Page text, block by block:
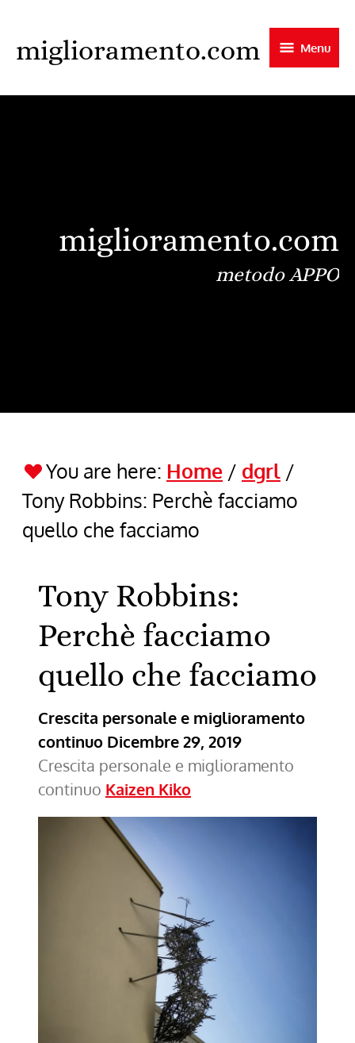
to
content
miglioramento.com Menu
miglioramento.com
metodo APPO
You are here: Home / dgrl /
Tony Robbins: Perchè facciamo
quello che facciamo
Tony Robbins:
Perchè facciamo
quello che facciamo
Crescita personale e miglioramento
continuo Dicembre 29, 2019
Crescita personale e miglioramento
continuo Kaizen Kiko